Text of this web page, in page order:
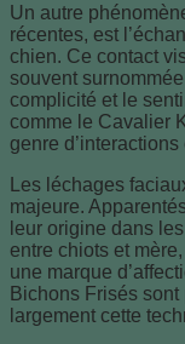
Un autre
récentes, est
chien. Ce contact
souvent
complicité et le
comme le Cavalier
genre
Les léchages
majeure.
leur origine dans
entre chiots et
une marque
Bichons Frisés
largement cette